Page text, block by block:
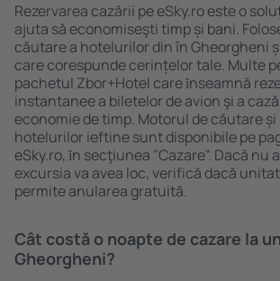
Rezervarea cazării pe eSky.ro este o
ajuta să economiseşti timp și bani.
căutare a hotelurilor din în Gheorgheni
care corespunde cerințelor tale. Multe
pachetul Zbor+Hotel care ȋnseamnă
instantanee a biletelor de avion şi a
economie de timp. Motorul de căutare și
hotelurilor ieftine sunt disponibile pe
eSky.ro, ȋn secţiunea "Cazare". Dacă nu
excursia va avea loc, verifică dacă
permite anularea gratuită.
Cât costă o noapte de cazare la
Gheorgheni?